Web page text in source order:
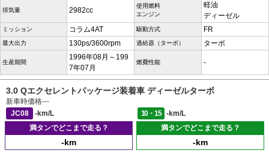
排気量 2982cc
使用燃料
エンジン
軽油
ディーゼル
ミッション コラム4AT 駆動方式 FR
最大出力 130ps/3600rpm 過給器（ターボ） ターボ
生産期間
1996年08月～199
7年07月
燃費性能 -
3.0 Qエクセレントパッケージ装着車 ディーゼルターボ
新車時価格---
JC08
-km/L 10・15
-km/L
満タンでどこまで走る？
-km
満タンでどこまで走る？
-km